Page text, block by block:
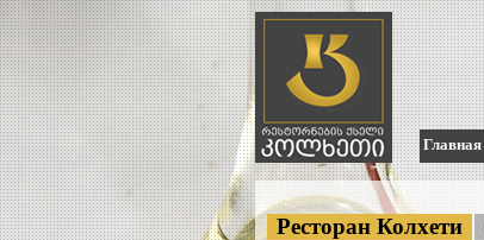
Главная
Ресторан Колхети